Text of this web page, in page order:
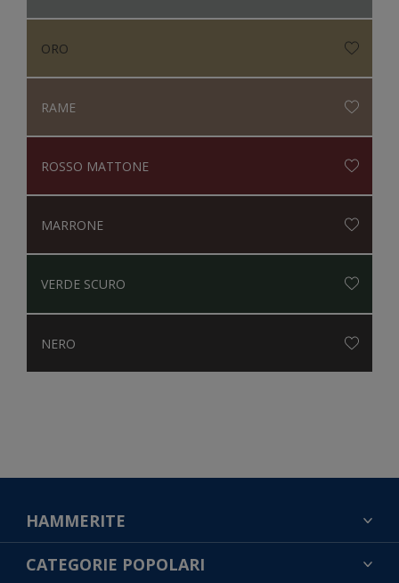
ORO
RAME
ROSSO MATTONE
MARRONE
VERDE SCURO
NERO
HAMMERITE
TROVA UN COLORE
CATEGORIE POPOLARI